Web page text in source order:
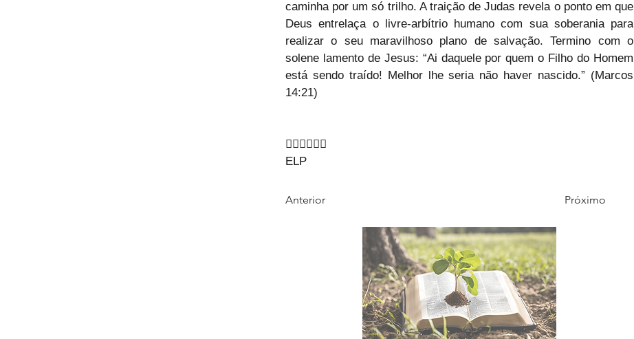
caminha por um só trilho. A traição de Judas revela o ponto em que
Deus entrelaça o livre-arbítrio humano com sua soberania para
realizar o seu maravilhoso plano de salvação. Termino com o
solene lamento de Jesus: “Ai daquele por quem o Filho do Homem
está sendo traído! Melhor lhe seria não haver nascido.” (Marcos
14:21)
🙇‍♂🙇‍♂🙇‍♂
ELP
Anterior Próximo